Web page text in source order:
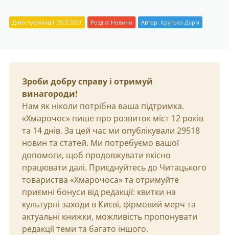
Дата публікації: 20.5.2021 Розділ: Новини Автор: Крутько Дар'я
Зроби добру справу і отримуй
винагороди!
Нам як ніколи потрібна ваша підтримка.
«Хмарочос» пише про розвиток міст 12 років
та 14 днів. За цей час ми опублікували 29518
новин та статей. Ми потребуємо вашої
допомоги, щоб продовжувати якісно
працювати далі. Приєднуйтесь до Читацького
товариства «Хмарочоса» та отримуйте
приємні бонуси від редакції: квитки на
культурні заходи в Києві, фірмовий мерч та
актуальні книжки, можливість пропонувати
редакції теми та багато іншого.